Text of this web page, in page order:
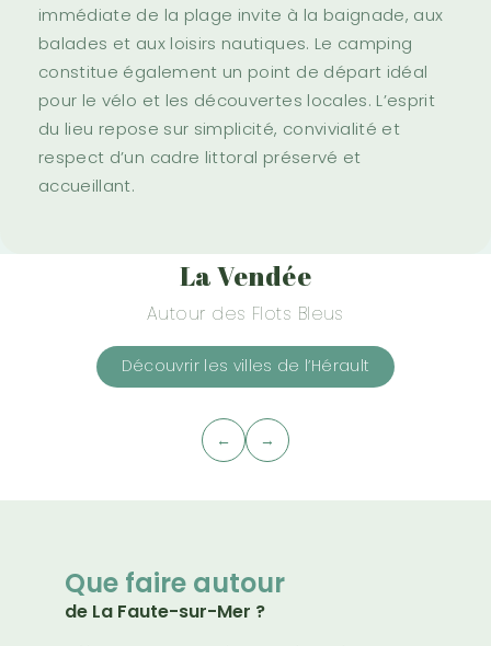
immédiate de la plage invite à la baignade, aux
balades et aux loisirs nautiques. Le camping
constitue également un point de départ idéal
pour le vélo et les découvertes locales. L’esprit
du lieu repose sur simplicité, convivialité et
respect d’un cadre littoral préservé et
accueillant.
La Vendée
Autour des Flots Bleus
Découvrir les villes de l’Hérault
← →
Que faire autour
de La Faute-sur-Mer ?